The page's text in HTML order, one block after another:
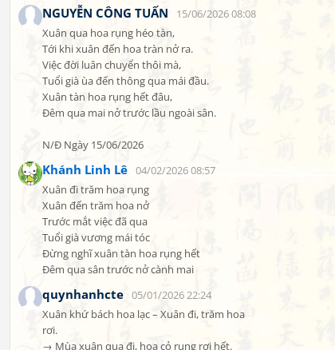
NGUYỄN CÔNG TUẤN
15/06/2026 08:08
Xuân qua hoa rụng héo tàn,
Tới khi xuân đến hoa tràn nở ra.
Việc đời luân chuyển thôi mà,
Tuổi già ùa đến thông qua mái đầu.
Xuân tàn hoa rụng hết đâu,
Đêm qua mai nở trước lầu ngoài sân.
N/Đ Ngày 15/06/2026
Khánh Linh Lê 04/02/2026 08:57
Xuân đi trăm hoa rụng
Xuân đến trăm hoa nở
Trước mắt việc đã qua
Tuổi già vương mái tóc
Đừng nghĩ xuân tàn hoa rụng hết
Đêm qua sân trước nở cành mai
quynhanhcte 05/01/2026 22:24
Xuân khứ bách hoa lạc – Xuân đi, trăm hoa
rơi.
→ Mùa xuân qua đi, hoa cỏ rụng rơi hết.